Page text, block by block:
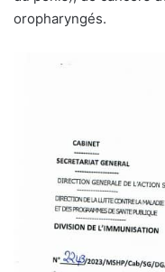
oropharyngés.